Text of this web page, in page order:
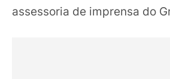
assessoria de imprensa do